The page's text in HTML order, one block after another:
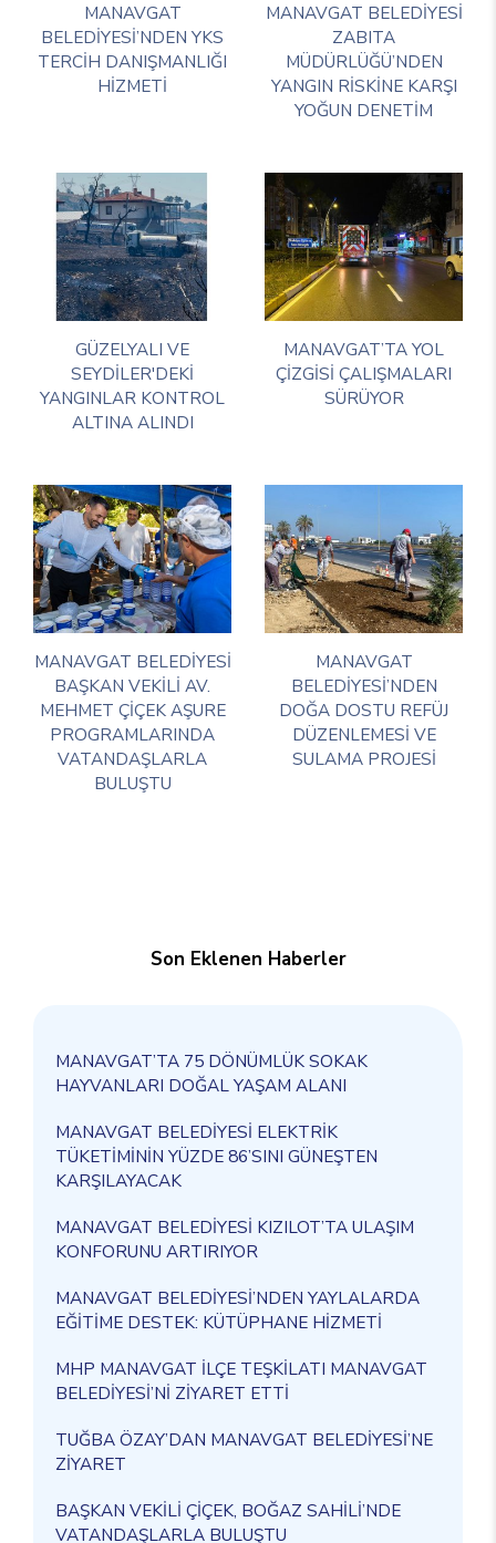
MANAVGAT
BELEDİYESİ’NDEN YKS
TERCİH DANIŞMANLIĞI
HİZMETİ
MANAVGAT BELEDİYESİ
ZABITA
MÜDÜRLÜĞÜ’NDEN
YANGIN RİSKİNE KARŞI
YOĞUN DENETİM
GÜZELYALI VE
SEYDİLER'DEKİ
YANGINLAR KONTROL
ALTINA ALINDI
MANAVGAT’TA YOL
ÇİZGİSİ ÇALIŞMALARI
SÜRÜYOR
MANAVGAT BELEDİYESİ
BAŞKAN VEKİLİ AV.
MEHMET ÇİÇEK AŞURE
PROGRAMLARINDA
VATANDAŞLARLA
BULUŞTU
MANAVGAT
BELEDİYESİ’NDEN
DOĞA DOSTU REFÜJ
DÜZENLEMESİ VE
SULAMA PROJESİ
Son Eklenen Haberler
MANAVGAT’TA 75 DÖNÜMLÜK SOKAK
HAYVANLARI DOĞAL YAŞAM ALANI
MANAVGAT BELEDİYESİ ELEKTRİK
TÜKETİMİNİN YÜZDE 86’SINI GÜNEŞTEN
KARŞILAYACAK
MANAVGAT BELEDİYESİ KIZILOT’TA ULAŞIM
KONFORUNU ARTIRIYOR
MANAVGAT BELEDİYESİ’NDEN YAYLALARDA
EĞİTİME DESTEK: KÜTÜPHANE HİZMETİ
MHP MANAVGAT İLÇE TEŞKİLATI MANAVGAT
BELEDİYESİ’Nİ ZİYARET ETTİ
TUĞBA ÖZAY’DAN MANAVGAT BELEDİYESİ’NE
ZİYARET
BAŞKAN VEKİLİ ÇİÇEK, BOĞAZ SAHİLİ’NDE
VATANDAŞLARLA BULUŞTU